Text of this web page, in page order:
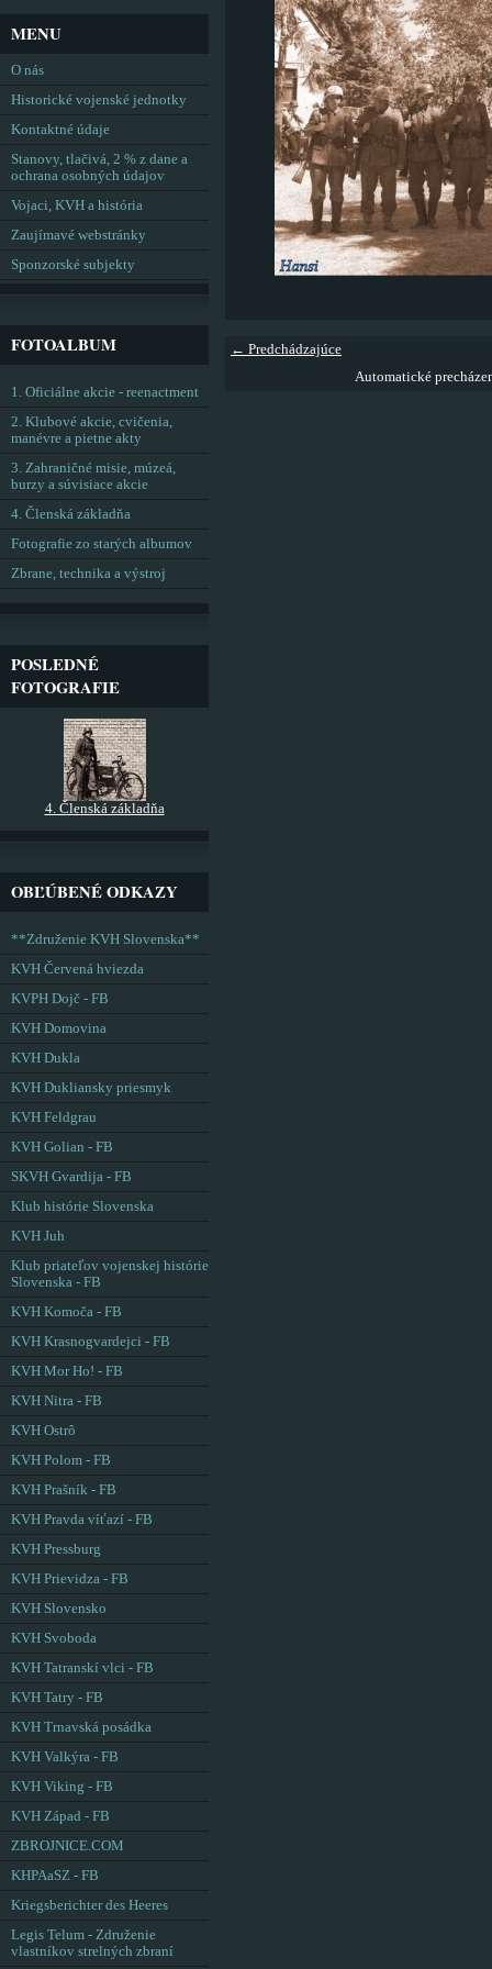
← Predchádzajúce
Automatické
MENU
O nás
Historické vojenské jednotky
Kontaktné údaje
Stanovy, tlačivá, 2 % z dane a
ochrana osobných údajov
Vojaci, KVH a história
Zaujímavé webstránky
Sponzorské subjekty
FOTOALBUM
1. Oficiálne akcie - reenactment
2. Klubové akcie, cvičenia,
manévre a pietne akty
3. Zahraničné misie, múzeá,
burzy a súvisiace akcie
4. Členská základňa
Fotografie zo starých albumov
Zbrane, technika a výstroj
POSLEDNÉ
FOTOGRAFIE
4. Členská základňa
OBĽÚBENÉ ODKAZY
**Združenie KVH Slovenska**
KVH Červená hviezda
KVPH Dojč - FB
KVH Domovina
KVH Dukla
KVH Dukliansky priesmyk
KVH Feldgrau
KVH Golian - FB
SKVH Gvardija - FB
Klub histórie Slovenska
KVH Juh
Klub priateľov vojenskej histórie
Slovenska - FB
KVH Komoča - FB
KVH Krasnogvardejci - FB
KVH Mor Ho! - FB
KVH Nitra - FB
KVH Ostrô
KVH Polom - FB
KVH Prašník - FB
KVH Pravda víťazí - FB
KVH Pressburg
KVH Prievidza - FB
KVH Slovensko
KVH Svoboda
KVH Tatranskí vlci - FB
KVH Tatry - FB
KVH Trnavská posádka
KVH Valkýra - FB
KVH Viking - FB
KVH Západ - FB
ZBROJNICE.COM
KHPAaSZ - FB
Kriegsberichter des Heeres
Legis Telum - Združenie
vlastníkov strelných zbraní